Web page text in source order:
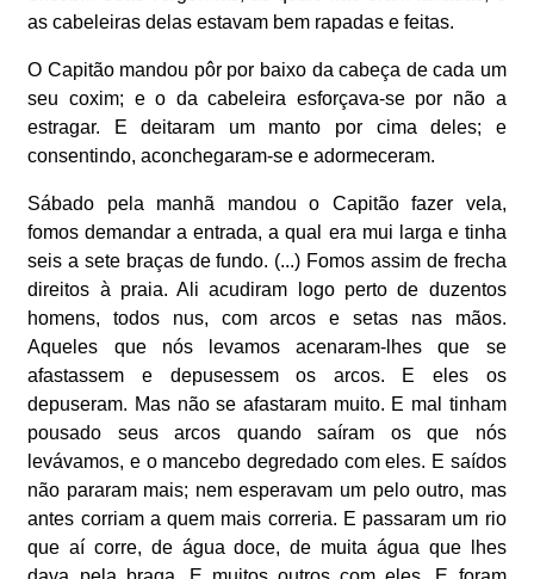
as cabeleiras delas estavam bem rapadas e feitas.
O Capitão mandou pôr por baixo da cabeça de cada um
seu coxim; e o da cabeleira esforçava-se por não a
estragar. E deitaram um manto por cima deles; e
consentindo, aconchegaram-se e adormeceram.
Sábado pela manhã mandou o Capitão fazer vela,
fomos demandar a entrada, a qual era mui larga e tinha
seis a sete braças de fundo. (...) Fomos assim de frecha
direitos à praia. Ali acudiram logo perto de duzentos
homens, todos nus, com arcos e setas nas mãos.
Aqueles que nós levamos acenaram-lhes que se
afastassem e depusessem os arcos. E eles os
depuseram. Mas não se afastaram muito. E mal tinham
pousado seus arcos quando saíram os que nós
levávamos, e o mancebo degredado com eles. E saídos
não pararam mais; nem esperavam um pelo outro, mas
antes corriam a quem mais correria. E passaram um rio
que aí corre, de água doce, de muita água que lhes